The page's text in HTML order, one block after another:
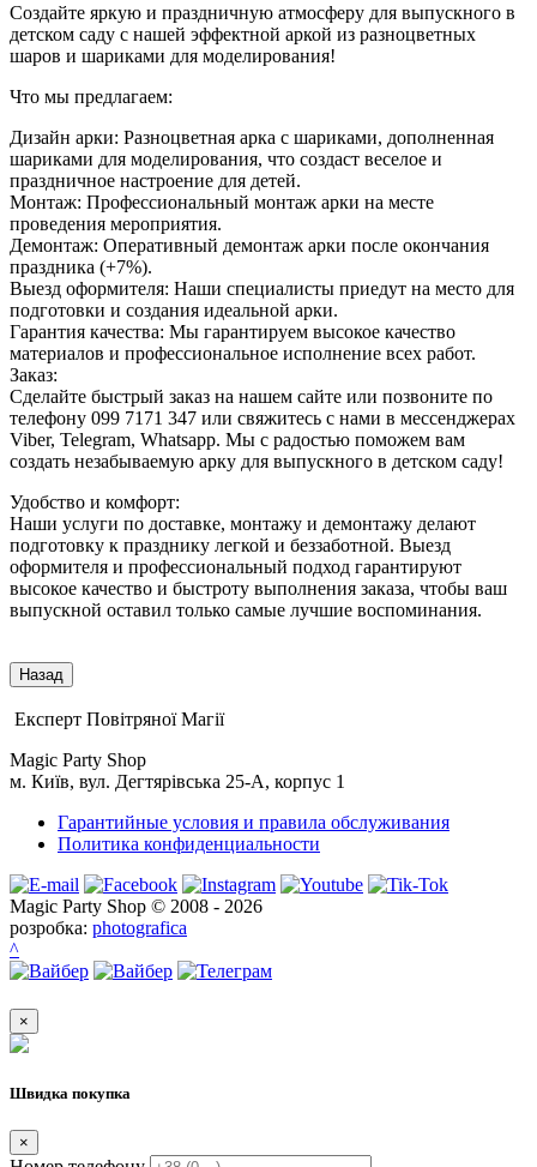
Создайте яркую и праздничную атмосферу для выпускного в
детском саду с нашей эффектной аркой из разноцветных
шаров и шариками для моделирования!
Что мы предлагаем:
Дизайн арки: Разноцветная арка с шариками, дополненная
шариками для моделирования, что создаст веселое и
праздничное настроение для детей.
Монтаж: Профессиональный монтаж арки на месте
проведения мероприятия.
Демонтаж: Оперативный демонтаж арки после окончания
праздника (+7%).
Выезд оформителя: Наши специалисты приедут на место для
подготовки и создания идеальной арки.
Гарантия качества: Мы гарантируем высокое качество
материалов и профессиональное исполнение всех работ.
Заказ:
Сделайте быстрый заказ на нашем сайте или позвоните по
телефону 099 7171 347 или свяжитесь с нами в мессенджерах
Viber, Telegram, Whatsapp. Мы с радостью поможем вам
создать незабываемую арку для выпускного в детском саду!
Удобство и комфорт:
Наши услуги по доставке, монтажу и демонтажу делают
подготовку к празднику легкой и беззаботной. Выезд
оформителя и профессиональный подход гарантируют
высокое качество и быстроту выполнения заказа, чтобы ваш
выпускной оставил только самые лучшие воспоминания.
Експерт Повітряної Магії
Magic Party Shop
м. Київ, вул. Дегтярівська 25-А, корпус 1
Гарантийные условия и правила обслуживания
Политика конфиденциальности
Magic Party Shop © 2008 - 2026
розробка: photografica
^
×
Швидка покупка
×